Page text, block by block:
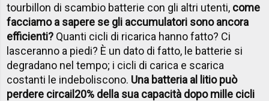
tourbillon di scambio batterie con gli altri utenti, come
facciamo a sapere se gli accumulatori sono ancora
efficienti? Quanti cicli di ricarica hanno fatto? Ci
lasceranno a piedi? È un dato di fatto, le batterie si
degradano nel tempo; i cicli di carica e scarica
costanti le indeboliscono. Una batteria al litio può
perdere circail20% della sua capacità dopo mille cicli